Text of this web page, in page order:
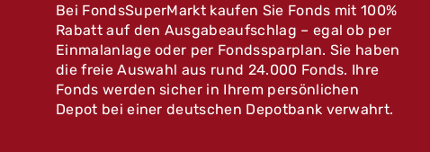
Bei FondsSuperMarkt kaufen Sie Fonds mit 100%
Rabatt auf den Ausgabeaufschlag – egal ob per
Einmalanlage oder per Fondssparplan. Sie haben
die freie Auswahl aus rund 24.000 Fonds. Ihre
Fonds werden sicher in Ihrem persönlichen
Depot bei einer deutschen Depotbank verwahrt.